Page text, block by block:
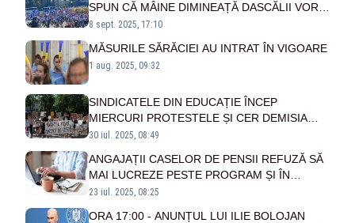
SPUN CĂ MÂINE DIMINEAȚĂ DASCĂLII VOR
FI PREZENȚI LA CLASE, DAR NU SE VOR
8 sept. 2025, 17:10
MĂSURILE SĂRĂCIEI AU INTRAT ÎN VIGOARE
1 aug. 2025, 09:32
SINDICATELE DIN EDUCAȚIE ÎNCEP
MIERCURI PROTESTELE ȘI CER DEMISIA
MINISTRULUI DANIEL DAVID. GUVERNUL
FĂRĂ PRECEDENT ÎN SISTEM
30 iul. 2025, 08:49
ANGAJAȚII CASELOR DE PENSII REFUZĂ SĂ
MAI LUCREZE PESTE PROGRAM ȘI ÎN
ZILELE DE WEEKEND
23 iul. 2025, 08:25
ORA 17:00 - ANUNȚUL LUI ILIE BOLOJAN